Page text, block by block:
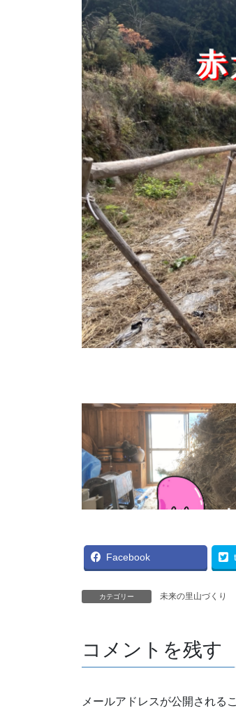
Facebook
カテゴリー 未来の里山づくり
コメントを残す
メールアドレスが公開される